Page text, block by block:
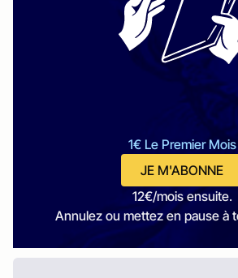
1€ Le Premier Mois
JE M'ABONNE
12€/mois ensuite.
Annulez ou mettez en pause à